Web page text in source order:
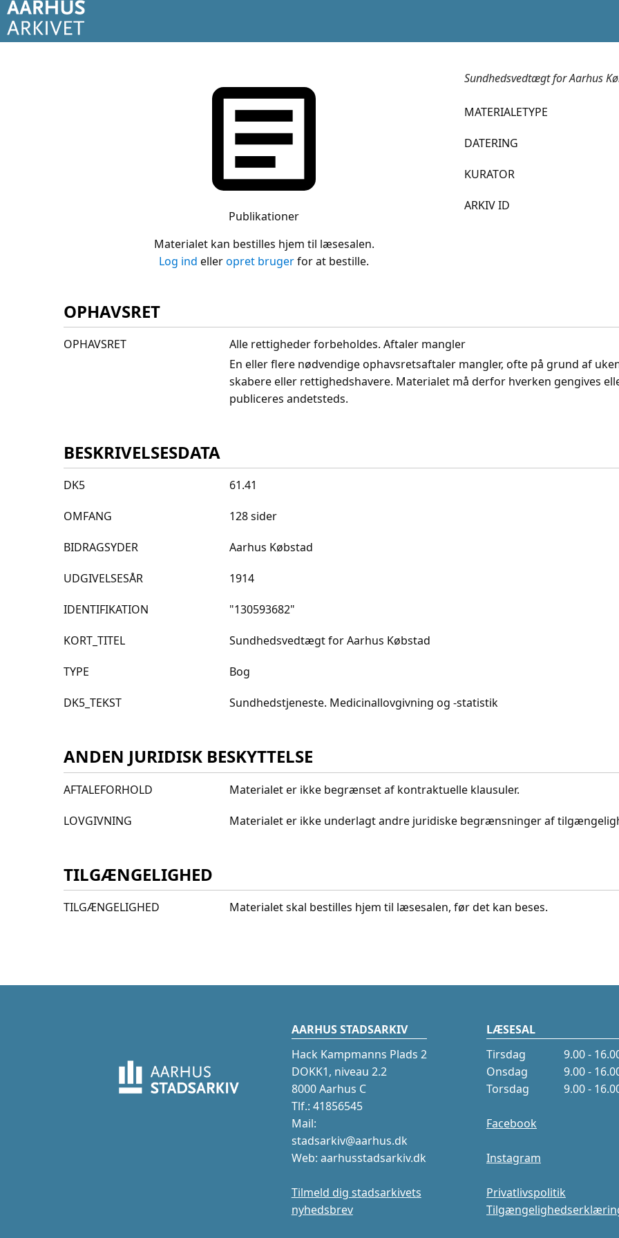
Publikationer
Materialet kan bestilles hjem til læsesalen.
Log ind elleropret brugerfor at bestille.
Sundhedsvedtægt for Aarhus
MATERIALETYPE
DATERING
KURATOR
ARKIV ID
OPHAVSRET
OPHAVSRET
Alle rettigheder forbeholdes. Aftaler mangler
En eller flere nødvendige ophavsretsaftaler mangler, ofte på grund af
skabere eller rettighedshavere. Materialet må derfor hverken gengives
publiceres andetsteds.
BESKRIVELSESDATA
DK5 61.41
OMFANG 128 sider
BIDRAGSYDER Aarhus Købstad
UDGIVELSESÅR 1914
IDENTIFIKATION "130593682"
KORT_TITEL Sundhedsvedtægt for Aarhus Købstad
TYPE Bog
DK5_TEKST Sundhedstjeneste. Medicinallovgivning og -statistik
ANDEN JURIDISK BESKYTTELSE
AFTALEFORHOLD Materialet er ikke begrænset af kontraktuelle klausuler.
LOVGIVNING Materialet er ikke underlagt andre juridiske begrænsninger af
TILGÆNGELIGHED
TILGÆNGELIGHED Materialet skal bestilles hjem til læsesalen, før det kan beses.
AARHUS STADSARKIV
Hack Kampmanns Plads 2
DOKK1, niveau 2.2
8000 Aarhus C
Tlf.: 41856545
Mail:
stadsarkiv@aarhus.dk
Web: aarhusstadsarkiv.dk
Tilmeld dig stadsarkivets
nyhedsbrev
LÆSESAL
Tirsdag
9.00 -
Onsdag
9.00 -
Torsdag
9.00 -
Facebook
Instagram
Privatlivspolitik